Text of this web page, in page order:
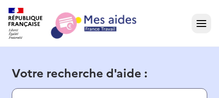
Présentation vidéo
Votre recherche d'aide :